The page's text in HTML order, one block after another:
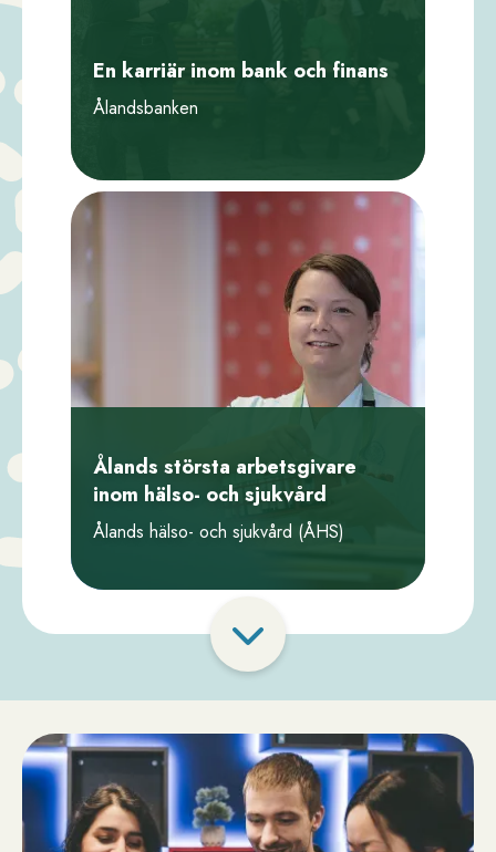
En karriär inom bank och finans
Ålandsbanken
Ålands största arbetsgivare
inom hälso- och sjukvård
Ålands hälso- och sjukvård (ÅHS)
Visa
fler
porträtt